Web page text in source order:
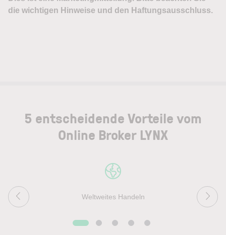
5 entscheidende Vorteile vom
Online Broker LYNX
Weltweites Handeln